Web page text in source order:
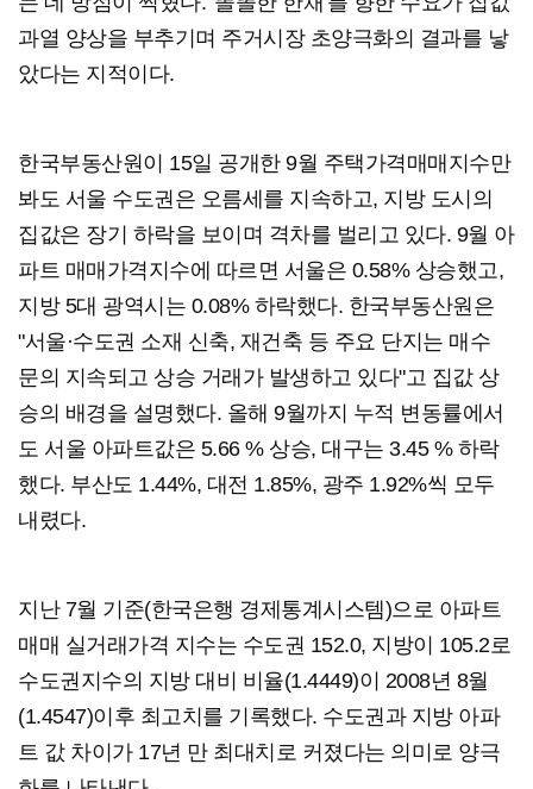
과열 양상을 부추기며 주거시장 초양극화의 결과를 낳
았다는 지적이다.
한국부동산원이 15일 공개한 9월 주택가격매매지수만
봐도 서울 수도권은 오름세를 지속하고, 지방 도시의
집값은 장기 하락을 보이며 격차를 벌리고 있다. 9월 아
파트 매매가격지수에 따르면 서울은 0.58% 상승했고,
지방 5대 광역시는 0.08% 하락했다. 한국부동산원은
"서울·수도권 소재 신축, 재건축 등 주요 단지는 매수
문의 지속되고 상승 거래가 발생하고 있다"고 집값 상
승의 배경을 설명했다. 올해 9월까지 누적 변동률에서
도 서울 아파트값은 5.66 % 상승, 대구는 3.45 % 하락
했다. 부산도 1.44%, 대전 1.85%, 광주 1.92%씩 모두
내렸다.
지난 7월 기준(한국은행 경제통계시스템)으로 아파트
매매 실거래가격 지수는 수도권 152.0, 지방이 105.2로
수도권지수의 지방 대비 비율(1.4449)이 2008년 8월
(1.4547)이후 최고치를 기록했다. 수도권과 지방 아파
트 값 차이가 17년 만 최대치로 커졌다는 의미로 양극